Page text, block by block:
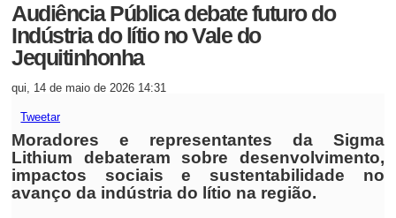
Audiência Pública debate futuro do
Indústria do lítio no Vale do
Jequitinhonha
qui, 14 de maio de 2026 14:31
Tweetar
Moradores e representantes da Sigma
Lithium debateram sobre desenvolvimento,
impactos sociais e sustentabilidade no
avanço da indústria do lítio na região.